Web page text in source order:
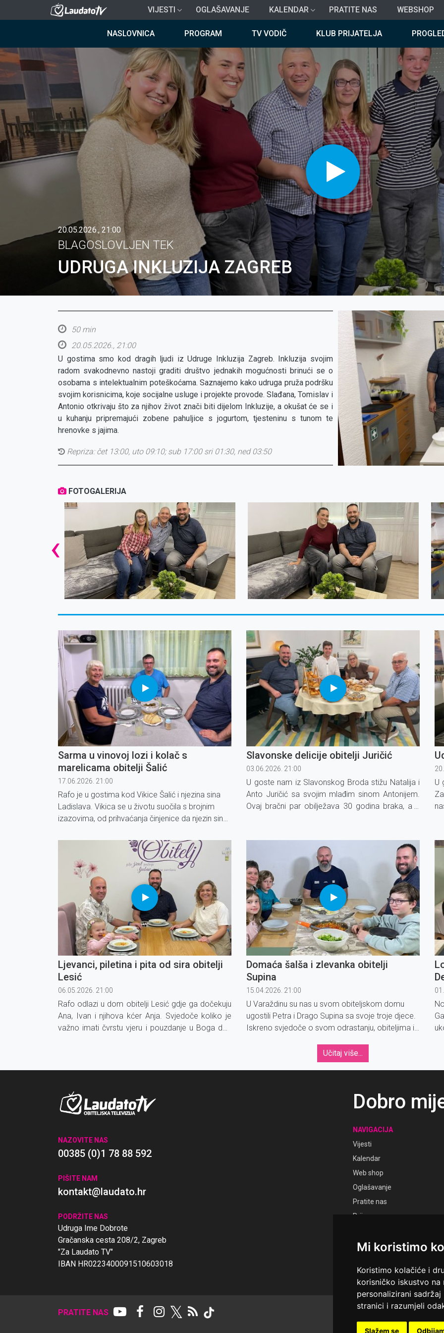
Mi koristimo
Koristimo kolačiće i
korisničko iskustvo
personalizirani
stranici i razumjeli
Slažem se
na
VIJESTI OGLAŠAVANJE KALENDAR PRATITE NAS WEBSHOP
NASLOVNICA PROGRAM TV VODIČ KLUB PRIJATELJA
20.05.2026., 21:00
BLAGOSLOVLJEN TEK
UDRUGA INKLUZIJA ZAGREB
50 min
20.05.2026., 21:00
U gostima smo kod dragih ljudi iz Udruge Inkluzija Zagreb. Inkluzija svojim
radom svakodnevno nastoji graditi društvo jednakih mogućnosti brinući se o
osobama s intelektualnim poteškoćama. Saznajemo kako udruga pruža podršku
svojim korisnicima, koje socijalne usluge i projekte provode. Slađana, Tomislav i
Antonio otkrivaju što za njihov život znači biti dijelom Inkluzije, a okušat će se i
u kuhanju pripremajući zobene pahuljice s jogurtom, tjesteninu s tunom te
hrenovke s jajima.
Repriza: čet 13:00, uto 09:10; sub 17:00 sri 01:30, ned 03:50
FOTOGALERIJA
‹
Sarma u vinovoj lozi i kolač s
marelicama obitelji Šalić
17.06.2026. 21:00
Rafo je u gostima kod Vikice Šalić i njezina sina
Ladislava. Vikica se u životu suočila s brojnim
izazovima, od prihvaćanja činjenice da njezin sin
usamljenosti i neizvjesnosti.
Slavonske delicije obitelji Juričić
03.06.2026. 21:00
U goste nam iz Slavonskog Broda stižu Natalija i
Anto Juričić sa svojim mlađim sinom Antonijem.
Ovaj bračni par obilježava 30 godina braka, a u
jedno uz drugo.
U
Ljevanci, piletina i pita od sira obitelji
Lesić
06.05.2026. 21:00
Rafo odlazi u dom obitelji Lesić gdje ga dočekuju
Ana, Ivan i njihova kćer Anja. Svjedoče koliko je
važno imati čvrstu vjeru i pouzdanje u Boga dok
Domaća šalša i zlevanka obitelji
Supina
15.04.2026. 21:00
U Varaždinu su nas u svom obiteljskom domu
ugostili Petra i Drago Supina sa svoje troje djece.
Iskreno svjedoče o svom odrastanju, obiteljima iz
su ih oblikovale tijekom godina.
Učitaj više...
NAZOVITE NAS
00385 (0)1 78 88 592
PIŠITE NAM
kontakt@laudato.hr
PODRŽITE NAS
Udruga Ime Dobrote
Gračanska cesta 208/2, Zagreb
"Za Laudato TV"
IBAN HR0223400091510603018
Dobro
NAVIGACIJA
Vijesti
Kalendar
Web shop
Oglašavanje
Pratite nas
Prijava
PRATITE NAS 𝕏
© Sva prava pridržana
Održavatelj Netcom